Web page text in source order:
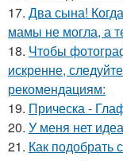
17. Два сына!
мамы не могла, а
18. Чтобы
искренне,
рекомендациям:
19. Прическа -
20. У меня нет
21. Как подобрать